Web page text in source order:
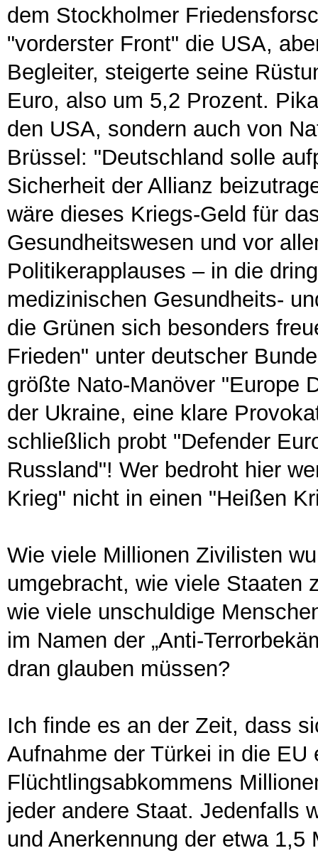
dem Stockholmer
"vorderster Front" die USA,
Begleiter, steigerte seine
Euro, also um 5,2 Prozent.
den USA, sondern auch von
Brüssel: "Deutschland solle
Sicherheit der Allianz
wäre dieses Kriegs-Geld für
Gesundheitswesen und vor
Politikerapplauses – in die
medizinischen Gesundheits-
die Grünen sich besonders
Frieden" unter deutscher
größte Nato-Manöver "Europe
der Ukraine, eine klare
schließlich probt "Defender
Russland"! Wer bedroht hier
Krieg" nicht in einen "Heißen
Wie viele Millionen Zivilisten
umgebracht, wie viele Staaten
wie viele unschuldige
im Namen der „Anti-
dran glauben müssen?
Ich finde es an der Zeit, dass
Aufnahme der Türkei in die
Flüchtlingsabkommens
jeder andere Staat. Jedenfalls
und Anerkennung der etwa